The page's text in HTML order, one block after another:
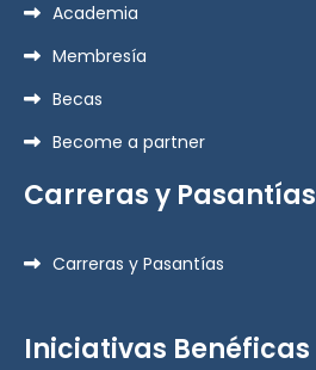
Academia
Membresía
Becas
Become a partner
Carreras y Pasantías
Carreras y Pasantías
Iniciativas Benéficas